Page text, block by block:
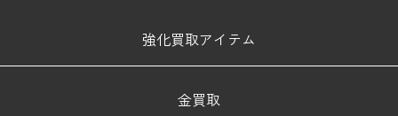
強化買取アイテム
金買取